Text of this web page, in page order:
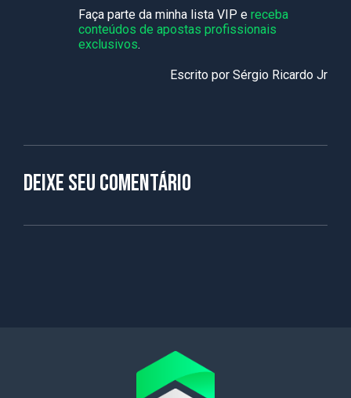
Faça parte da minha lista VIP e receba
conteúdos de apostas profissionais
exclusivos.
Escrito por Sérgio Ricardo Jr
Deixe seu comentário